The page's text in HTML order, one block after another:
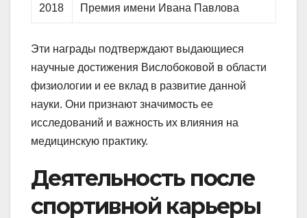
2018 Премия имени Ивана Павлова
Эти награды подтверждают выдающиеся
научные достижения Вислобоковой в области
физиологии и ее вклад в развитие данной
науки. Они признают значимость ее
исследований и важность их влияния на
медицинскую практику.
Деятельность после
спортивной карьеры